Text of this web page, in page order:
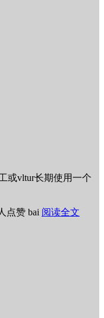
或vltur长期使用一个
点赞 bai 阅读全文